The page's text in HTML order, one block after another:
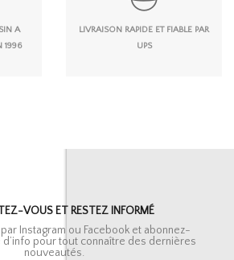
A
1996
LIVRAISON RAPIDE ET FIABLE PAR
UPS
VOUS ET RESTEZ INFORMÉ
Instagram ou Facebook et abonnez-
pour tout connaître des dernières
nouveautés.